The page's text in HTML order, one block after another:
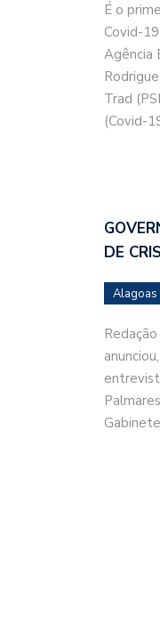
É o
Covid-
Agência
Trad
(Covid-
DE
Alagoas